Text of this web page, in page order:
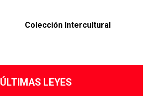
Colección Intercultural
ÚLTIMAS LEYES